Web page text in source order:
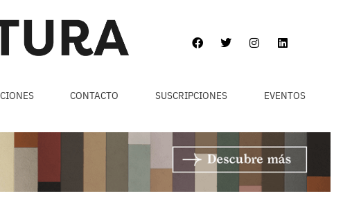
CONTACTO SUSCRIPCIONES EVENTOS